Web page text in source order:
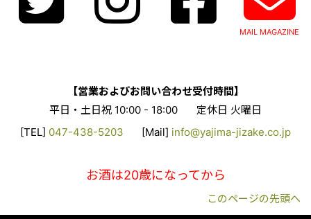
MAIL MAGAZINE
【営業およびお問い合わせ受付時間】
平日・土日祝 10:00 - 18:00
定休日 火曜日
[TEL] 047-438-5203 [Mail] info@yajima-jizake.co.jp
お酒は20歳になってから
このページの先頭へ